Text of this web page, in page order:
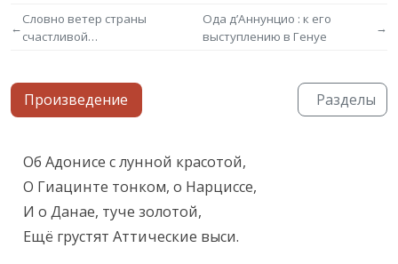
←
Словно ветер страны
счастливой…
Ода д’Аннунцио : к его
выступлению в Генуе
→
Произведение Разделы
Текст произведения
Об Адонисе с лунной красотой,
О Гиацинте тонком, о Нарциссе,
И о Данае, туче золотой,
Ещё грустят Аттические выси.